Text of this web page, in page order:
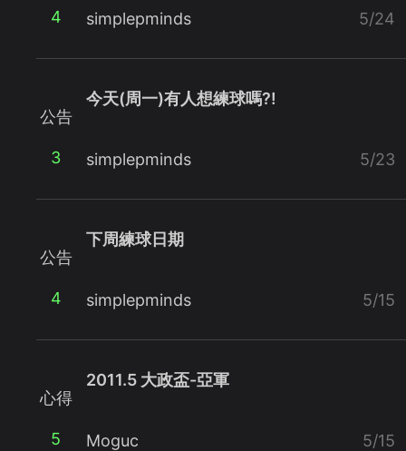
4 simplepminds 5/24
公告
3
今天(周一)有人想練球嗎?!
simplepminds 5/23
公告
4
下周練球日期
simplepminds 5/15
心得
5
2011.5 大政盃-亞軍
Moguc 5/15